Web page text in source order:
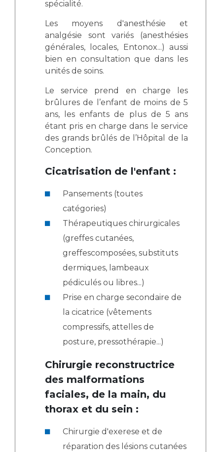
spécialité.
Les moyens d'anesthésie et
analgésie sont variés (anesthésies
générales, locales, Entonox...) aussi
bien en consultation que dans les
unités de soins.
Le service prend en charge les
brûlures de l’enfant de moins de 5
ans, les enfants de plus de 5 ans
étant pris en charge dans le service
des grands brûlés de l’Hôpital de la
Conception.
Cicatrisation de l'enfant :
Pansements (toutes
catégories)
Thérapeutiques chirurgicales
(greffes cutanées,
greffescomposées, substituts
dermiques, lambeaux
pédiculés ou libres...)
Prise en charge secondaire de
la cicatrice (vêtements
compressifs, attelles de
posture, pressothérapie...)
Chirurgie reconstructrice
des malformations
faciales, de la main, du
thorax et du sein :
Chirurgie d'exerese et de
réparation des lésions cutanées